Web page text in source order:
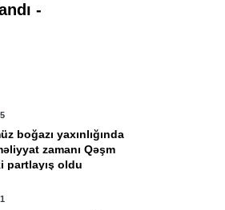
-
boğazı yaxınlığında
zamanı Qəşm
partlayış oldu